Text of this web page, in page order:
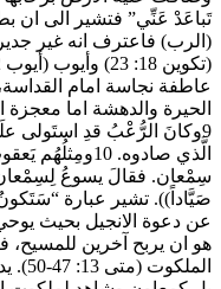
تَباعَدْ عَنِّي” فتشير الى
(الرب) فاعترف انه غير
عاطفة نجاسة امام
الحيرة والدهشة اما معجزة
9وكانَ الرُّعْبُ قدِ استَولى
الَّذي صادوه.
سِمْعان. فقالَ يسوعُ
صَيَّاداً)). تشير عبارة
عن دعوة الانجيل بحيث
هو ان يربح آخرين للمسيح،